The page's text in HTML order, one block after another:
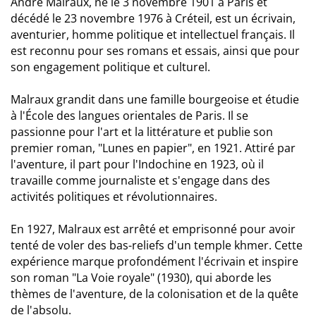
décédé le 23 novembre 1976 à Créteil, est un écrivain,
aventurier, homme politique et intellectuel français. Il
est reconnu pour ses romans et essais, ainsi que pour
son engagement politique et culturel.
Malraux grandit dans une famille bourgeoise et étudie
à l'École des langues orientales de Paris. Il se
passionne pour l'art et la littérature et publie son
premier roman, "Lunes en papier", en 1921. Attiré par
l'aventure, il part pour l'Indochine en 1923, où il
travaille comme journaliste et s'engage dans des
activités politiques et révolutionnaires.
En 1927, Malraux est arrêté et emprisonné pour avoir
tenté de voler des bas-reliefs d'un temple khmer. Cette
expérience marque profondément l'écrivain et inspire
son roman "La Voie royale" (1930), qui aborde les
thèmes de l'aventure, de la colonisation et de la quête
de l'absolu.